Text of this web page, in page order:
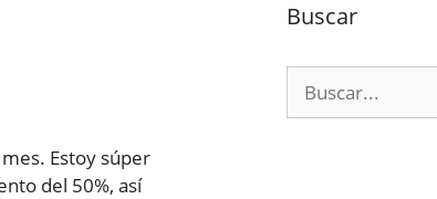
Estoy súper
del 50%, así
Buscar